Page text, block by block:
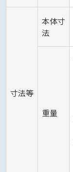
寸法等
本体寸
法
重量